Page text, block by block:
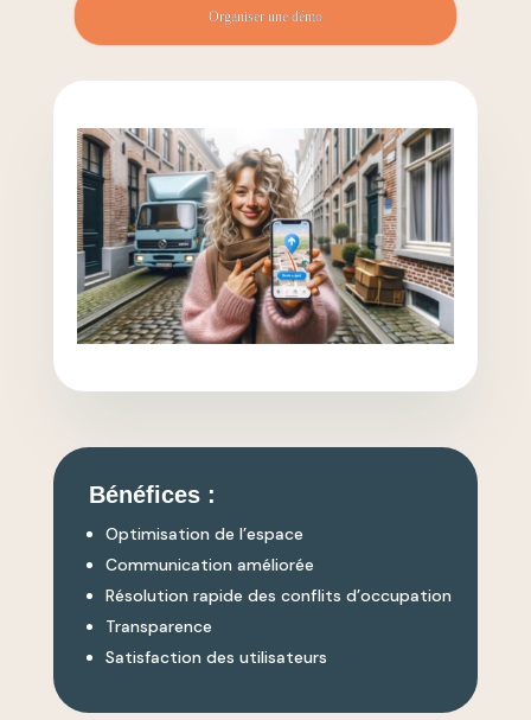
Organiser une démo
Bénéfices :
Optimisation de l’espace
Communication améliorée
Résolution rapide des conflits d’occupation
Transparence
Satisfaction des utilisateurs